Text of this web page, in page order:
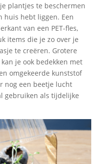
plantjes te beschermen
huis hebt liggen. Een
van een PET-fles,
items die je zo over je
te creëren. Grotere
je ook bedekken met
omgekeerde kunststof
nog een beetje lucht
gebruiken als tijdelijke